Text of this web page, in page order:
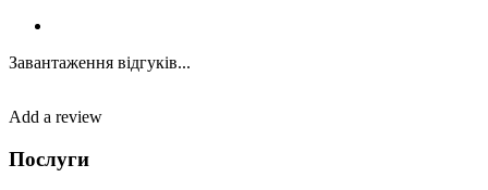
Завантаження відгуків...
Add a review
Послуги